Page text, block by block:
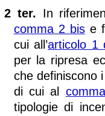
2 ter. In
comma 2 bise
cui all’articolo 1
per la ripresa
che definiscono
di cui al
tipologie di